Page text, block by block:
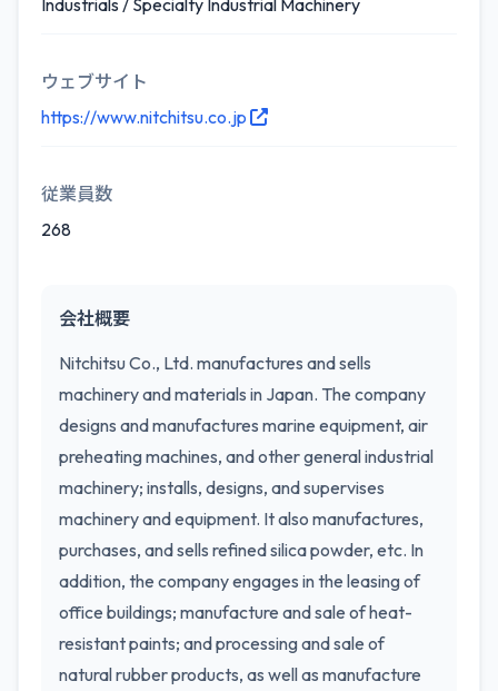
Industrials / Specialty Industrial Machinery
ウェブサイト
https://www.nitchitsu.co.jp
従業員数
268
会社概要
Nitchitsu Co., Ltd. manufactures and sells
machinery and materials in Japan. The company
designs and manufactures marine equipment, air
preheating machines, and other general industrial
machinery; installs, designs, and supervises
machinery and equipment. It also manufactures,
purchases, and sells refined silica powder, etc. In
addition, the company engages in the leasing of
office buildings; manufacture and sale of heat-
resistant paints; and processing and sale of
natural rubber products, as well as manufacture